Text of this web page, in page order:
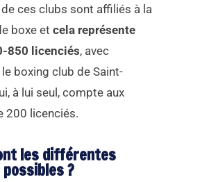
ces clubs sont affiliés à la
boxe etcela représente
850 licenciés, avec
boxing club de Saint-
à lui seul, compte aux
200 licenciés.
les différentes
?